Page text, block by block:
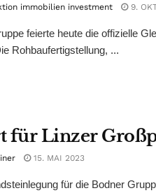
immobilien investment 9.
feierte heute die offizielle
Rohbaufertigstellung, ...
für Linzer
15. MAI 2023
für die Bodner